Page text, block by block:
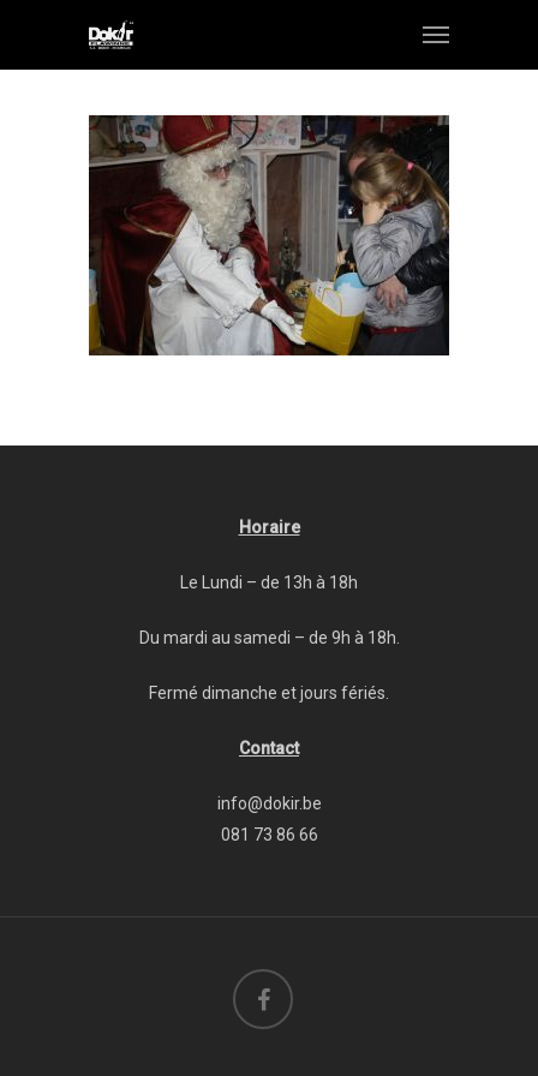
Horaire
Le Lundi – de 13h à 18h
Du mardi au samedi – de 9h à 18h.
Fermé dimanche et jours fériés.
Contact
info@dokir.be
081 73 86 66